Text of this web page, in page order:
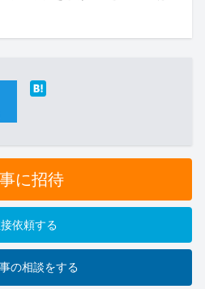
に招待
依頼する
の相談をする